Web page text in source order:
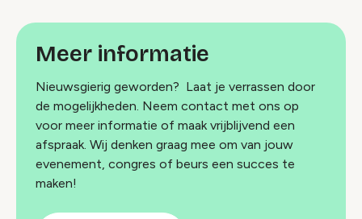
Meer informatie
Nieuwsgierig geworden? Laat je verrassen door
de mogelijkheden. Neem contact met ons op
voor meer informatie of maak vrijblijvend een
afspraak. Wij denken graag mee om van jouw
evenement, congres of beurs een succes te
maken!